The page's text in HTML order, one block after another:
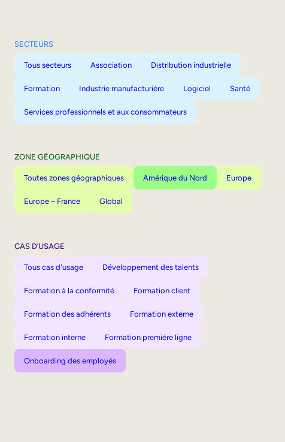
SECTEURS
Tous secteurs Association Distribution industrielle
Formation Industrie manufacturière Logiciel Santé
Services professionnels et aux consommateurs
ZONE GÉOGRAPHIQUE
Toutes zones géographiques Amérique du Nord Europe
Europe – France Global
CAS D’USAGE
Tous cas d'usage Développement des talents
Formation à la conformité Formation client
Formation des adhérents Formation externe
Formation interne Formation première ligne
Onboarding des employés